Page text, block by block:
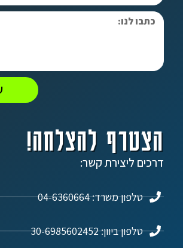
הצטרף להצלחה!
דרכים ליצירת קשר:
טלפון משרד: 04-6360664
טלפון ביוון: 30-6985602452